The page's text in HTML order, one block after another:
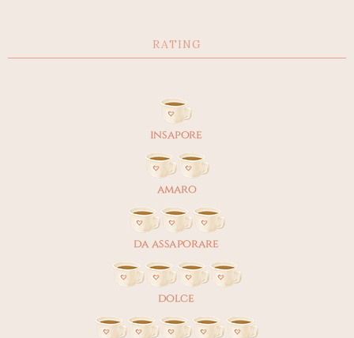
RATING